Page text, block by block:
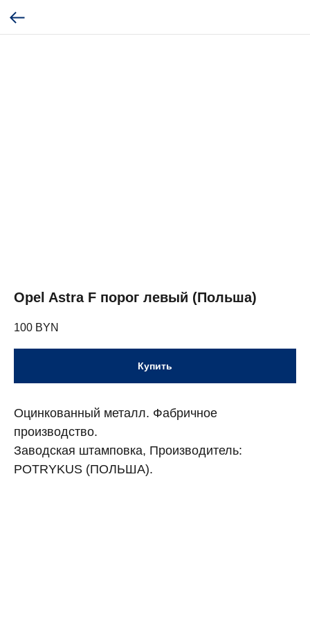
Opel Astra F порог левый (Польша)
100 BYN
Купить
Оцинкованный металл. Фабричное
производство.
Заводская штамповка, Производитель:
POTRYKUS (ПОЛЬША).